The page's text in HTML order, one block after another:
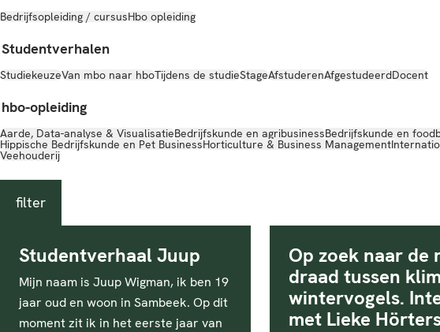
Bedrijfsopleiding / cursusHbo opleiding
Studentverhalen
StudiekeuzeVan mbo naar hboTijdens de studieStageAfstuderenAfgestudeerdDocent
hbo-opleiding
Aarde, Data-analyse & VisualisatieBedrijfskunde en agribusinessBedrijfskunde en
Hippische Bedrijfskunde en Pet BusinessHorticulture & Business Management
Veehouderij
filter
Studentverhaal Juup
Mijn naam is Juup Wigman, ik ben 19
jaar oud en woon in Sambeek. Op dit
moment zit ik in het eerste jaar van
Op zoek naar de
draad tussen
wintervogels.
met Lieke